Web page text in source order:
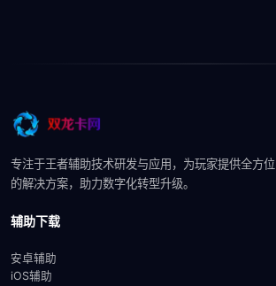
专注于王者辅助技术研发与应用，为玩家提供全方位
的解决方案，助力数字化转型升级。
辅助下载
安卓辅助
iOS辅助